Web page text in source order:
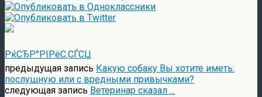
РќСЂР°РІРёС‚СЃСЏ
предыдущая запись Какую собаку Вы хотите иметь:
послушную или с вредными привычками?
следующая запись Ветеринар сказал ...